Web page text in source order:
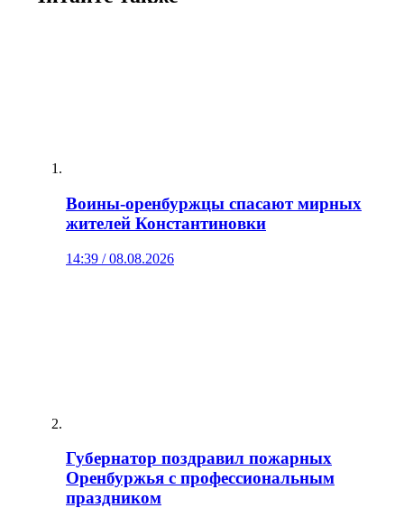
Воины‑оренбуржцы спасают мирных
жителей Константиновки
14:39 / 08.08.2026
Губернатор поздравил пожарных
Оренбуржья с профессиональным
праздником